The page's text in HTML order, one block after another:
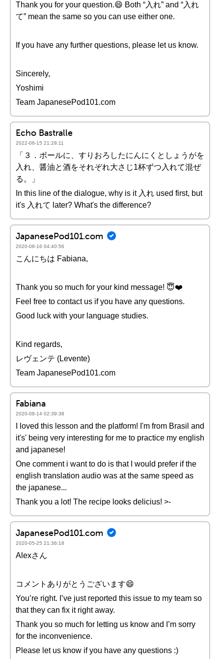
Thank you for your question.😄 Both “入れ” and “入れ
て” mean the same so you can use either one.
If you have any further questions, please let us know.
Sincerely,
Yoshimi
Team JapanesePod101.com
Echo Bastralle
2022-06-15 21:28:11
「３．ボールに、すりおろしたにんにくとしょうがを
入れ、醤油と酒をそれぞれ大さじ1杯ずつ入れて混ぜ
る。」
In this line of the dialogue, why is it 入れ used first, but
it's 入れて later? What's the difference?
JapanesePod101.com
2020-08-16 04:40:56
こんにちは Fabiana,
Thank you so much for your kind message! 😇❤️️
Feel free to contact us if you have any questions.
Good luck with your language studies.
Kind regards,
レヴェンテ (Levente)
Team JapanesePod101.com
Fabiana
2020-08-14 02:39:38
I loved this lesson and the platform! I'm from Brasil and
it's' being very interesting for me to practice my english
and japanese!
One comment i want to do is that I would prefer if the
english translation audio was at the same speed as
the japanese...
Thank you a lot! The recipe looks delicius! >-
JapanesePod101.com
2020-05-25 21:36:18
Alexさん
コメントありがとうございます😄
You’re right. I’ve just reported this issue to my team so
that they can fix it right away.
Thank you so much for letting us know and I’m sorry
for the inconvenience.
Please let us know if you have any questions :)